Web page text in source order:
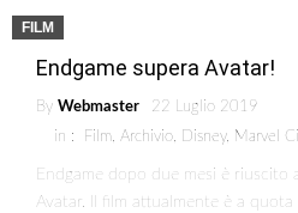
FILM
Endgame supera Avatar!
By Webmaster
22 Luglio 2019
in :
Film, Archivio, Disney, Marvel
Endgame dopo due mesi è
Avatar. Il film attualmente è a